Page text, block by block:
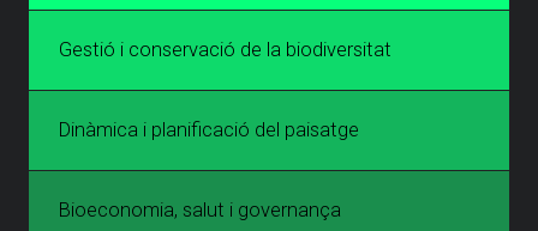
Gestió i conservació de la biodiversitat
Dinàmica i planificació del paisatge
Bioeconomia, salut i governança